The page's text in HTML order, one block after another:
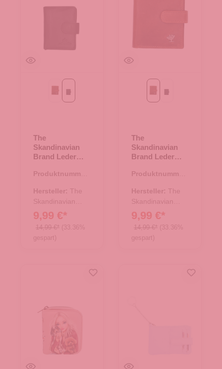
Cognacschwarz
The
Skandinavian
Brand Leder
Etui - schwarz
Produktnummer:
Hersteller: The
Skandinavian
Brand
9,99 €*
14,99 €* (33.36%
gespart)
Cognacschwarz
The
Skandinavian
Brand Leder
Etui - Cognac
Produktnummer:
Hersteller: The
Skandinavian
Brand
9,99 €*
14,99 €* (33.36%
gespart)